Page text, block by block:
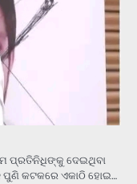
ପ୍ରତିନିଧିଙ୍କୁ ଦେଇଥିବା
ପୁଣି କଟକରେ ଏକାଠି ହୋଇ…